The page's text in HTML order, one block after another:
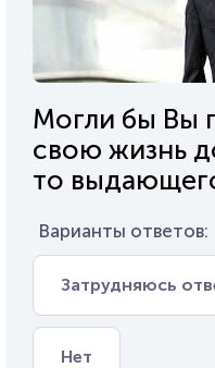
Могли бы Вы
свою жизнь
то
Варианты ответов:
Затрудняюсь
Нет